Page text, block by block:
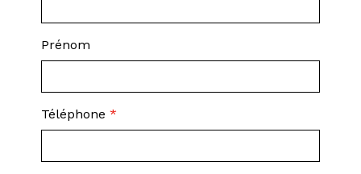
Prénom
Téléphone*